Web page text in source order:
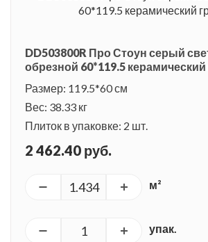
DD503800R Про Стоун серый
обрезной 60*119.5 керамический
Размер: 119.5*60 см
Вес: 38.33 кг
Плиток в упаковке: 2 шт.
2 462.40 руб.
м²
упак.